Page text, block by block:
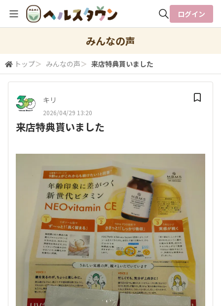
検索
ログイン
みんなの声
トップ＞ みんなの声＞ 来店特典貰いました
キリ
2026/04/29 13:20
来店特典貰いました